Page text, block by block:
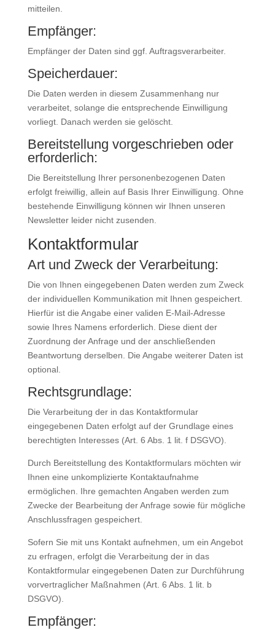
mitteilen.
Empfänger:
Empfänger der Daten sind ggf. Auftragsverarbeiter.
Speicherdauer:
Die Daten werden in diesem Zusammenhang nur
verarbeitet, solange die entsprechende Einwilligung
vorliegt. Danach werden sie gelöscht.
Bereitstellung vorgeschrieben oder
erforderlich:
Die Bereitstellung Ihrer personenbezogenen Daten
erfolgt freiwillig, allein auf Basis Ihrer Einwilligung. Ohne
bestehende Einwilligung können wir Ihnen unseren
Newsletter leider nicht zusenden.
Kontaktformular
Art und Zweck der Verarbeitung:
Die von Ihnen eingegebenen Daten werden zum Zweck
der individuellen Kommunikation mit Ihnen gespeichert.
Hierfür ist die Angabe einer validen E-Mail-Adresse
sowie Ihres Namens erforderlich. Diese dient der
Zuordnung der Anfrage und der anschließenden
Beantwortung derselben. Die Angabe weiterer Daten ist
optional.
Rechtsgrundlage:
Die Verarbeitung der in das Kontaktformular
eingegebenen Daten erfolgt auf der Grundlage eines
berechtigten Interesses (Art. 6 Abs. 1 lit. f DSGVO).
Durch Bereitstellung des Kontaktformulars möchten wir
Ihnen eine unkomplizierte Kontaktaufnahme
ermöglichen. Ihre gemachten Angaben werden zum
Zwecke der Bearbeitung der Anfrage sowie für mögliche
Anschlussfragen gespeichert.
Sofern Sie mit uns Kontakt aufnehmen, um ein Angebot
zu erfragen, erfolgt die Verarbeitung der in das
Kontaktformular eingegebenen Daten zur Durchführung
vorvertraglicher Maßnahmen (Art. 6 Abs. 1 lit. b
DSGVO).
Empfänger: